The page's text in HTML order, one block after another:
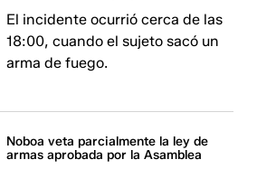
El incidente ocurrió cerca de las
18:00, cuando el sujeto sacó un
arma de fuego.
Noboa veta parcialmente la ley de
armas aprobada por la Asamblea